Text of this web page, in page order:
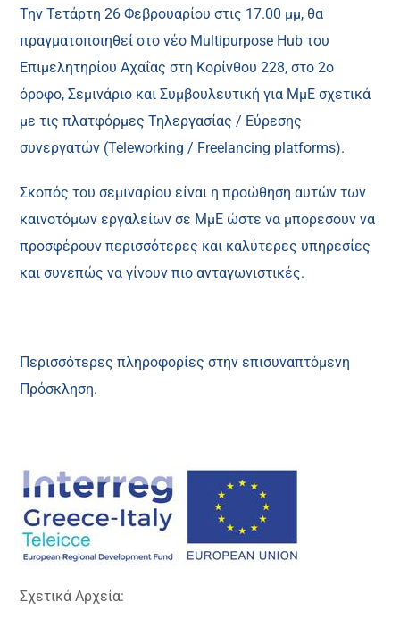
Την Τετάρτη 26 Φεβρουαρίου στις 17.00 μμ, θα
πραγματοποιηθεί στο νέο Multipurpose Hub του
Επιμελητηρίου Αχαΐας στη Κορίνθου 228, στο 2ο
όροφο, Σεμινάριο και Συμβουλευτική για ΜμΕ σχετικά
με τις πλατφόρμες Τηλεργασίας / Εύρεσης
συνεργατών (Teleworking / Freelancing platforms).
Σκοπός του σεμιναρίου είναι η προώθηση αυτών των
καινοτόμων εργαλείων σε ΜμΕ ώστε να μπορέσουν να
προσφέρουν περισσότερες και καλύτερες υπηρεσίες
και συνεπώς να γίνουν πιο ανταγωνιστικές.
Περισσότερες πληροφορίες στην επισυναπτόμενη
Πρόσκληση.
Σχετικά Αρχεία: